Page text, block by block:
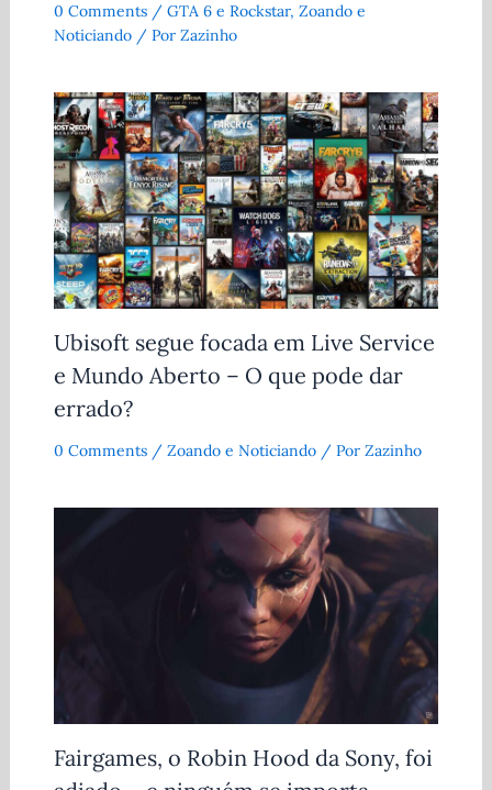
0 Comments / GTA 6 e Rockstar, Zoando e
Noticiando/ Por Zazinho
Ubisoft segue focada em Live Service
e Mundo Aberto – O que pode dar
errado?
0 Comments / Zoando e Noticiando/ Por Zazinho
Fairgames, o Robin Hood da Sony, foi